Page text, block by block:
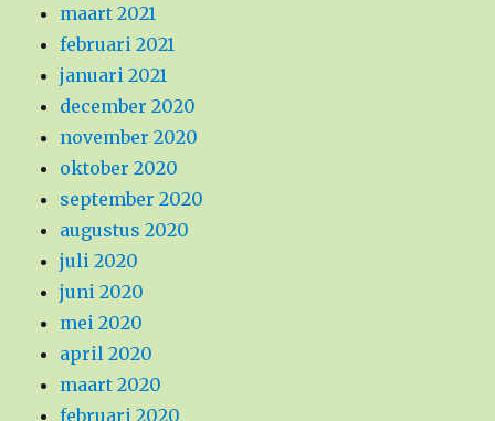
maart 2021
februari 2021
januari 2021
december 2020
november 2020
oktober 2020
september 2020
augustus 2020
juli 2020
juni 2020
mei 2020
april 2020
maart 2020
februari 2020